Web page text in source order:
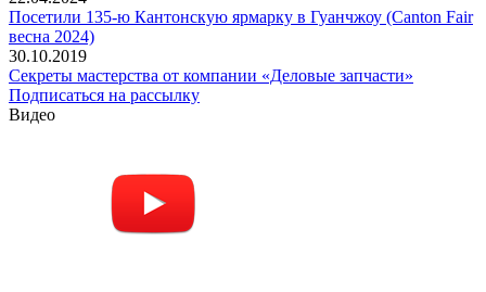
Посетили 135-ю Кантонскую ярмарку в Гуанчжоу (Canton Fair
весна 2024)
30.10.2019
Секреты мастерства от компании «Деловые запчасти»
Подписаться на рассылку
Видео